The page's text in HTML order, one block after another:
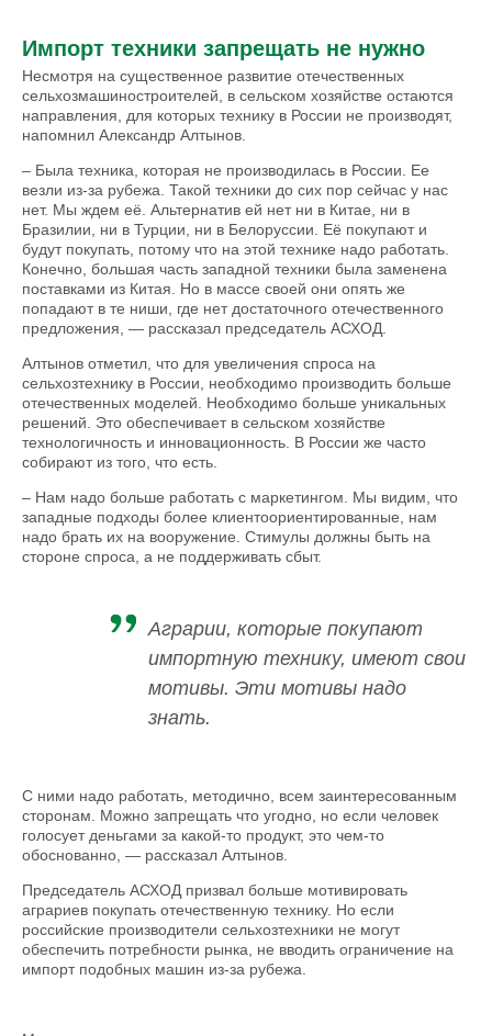
Импорт техники запрещать не нужно
Несмотря на существенное развитие отечественных
сельхозмашиностроителей, в сельском хозяйстве остаются
направления, для которых технику в России не производят,
напомнил Александр Алтынов.
– Была техника, которая не производилась в России. Ее
везли из-за рубежа. Такой техники до сих пор сейчас у нас
нет. Мы ждем её. Альтернатив ей нет ни в Китае, ни в
Бразилии, ни в Турции, ни в Белоруссии. Её покупают и
будут покупать, потому что на этой технике надо работать.
Конечно, большая часть западной техники была заменена
поставками из Китая. Но в массе своей они опять же
попадают в те ниши, где нет достаточного отечественного
предложения, — рассказал председатель АСХОД.
Алтынов отметил, что для увеличения спроса на
сельхозтехнику в России, необходимо производить больше
отечественных моделей. Необходимо больше уникальных
решений. Это обеспечивает в сельском хозяйстве
технологичность и инновационность. В России же часто
собирают из того, что есть.
– Нам надо больше работать с маркетингом. Мы видим, что
западные подходы более клиентоориентированные, нам
надо брать их на вооружение. Стимулы должны быть на
стороне спроса, а не поддерживать сбыт.
Аграрии, которые покупают
импортную технику, имеют свои
мотивы. Эти мотивы надо
знать.
С ними надо работать, методично, всем заинтересованным
сторонам. Можно запрещать что угодно, но если человек
голосует деньгами за какой-то продукт, это чем-то
обоснованно, — рассказал Алтынов.
Председатель АСХОД призвал больше мотивировать
аграриев покупать отечественную технику. Но если
российские производители сельхозтехники не могут
обеспечить потребности рынка, не вводить ограничение на
импорт подобных машин из-за рубежа.